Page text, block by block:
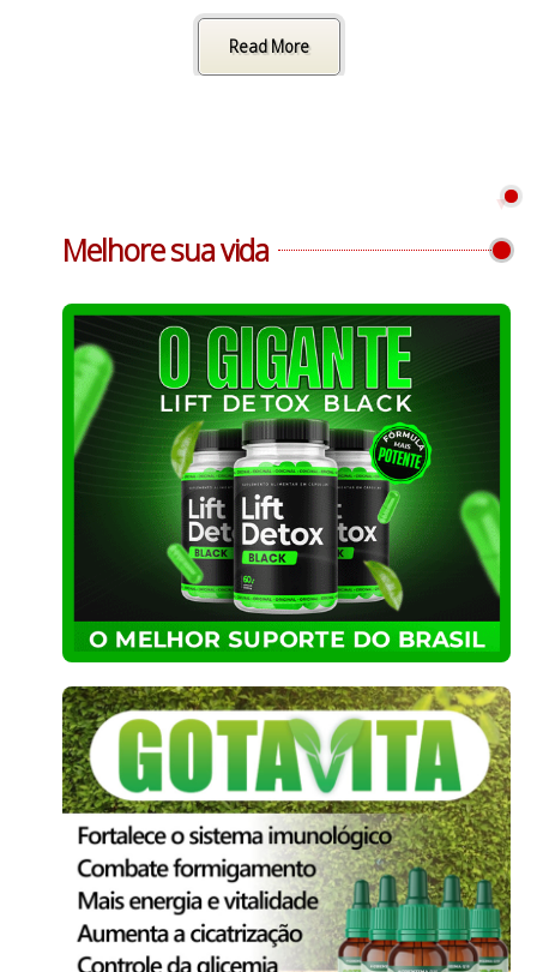
Read More
Melhore sua vida